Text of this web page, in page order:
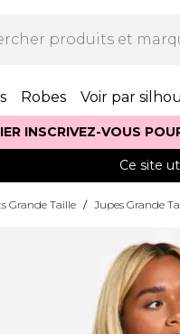
Robes Voir par
INSCRIVEZ-VOUS
Ce site
Grande Taille / Jupes Grande